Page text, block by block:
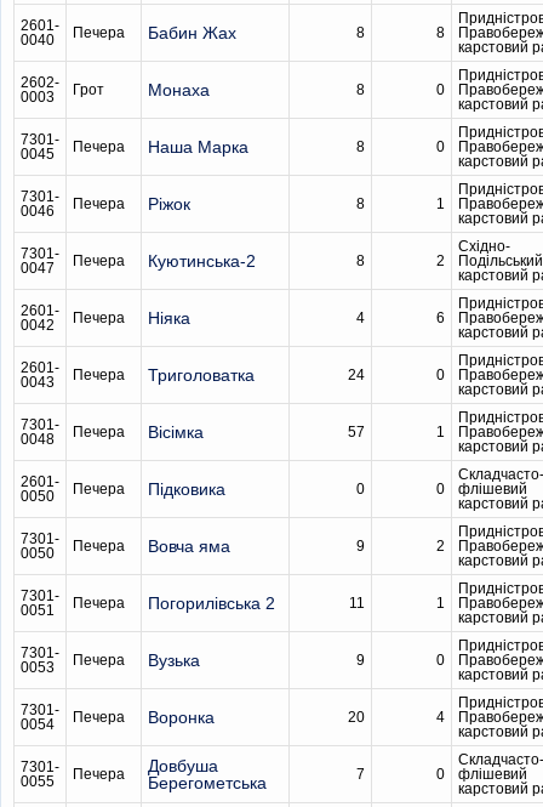
2601-
0040
Печера Бабин Жах 8 8
карстовий
2602-
0003
Грот Монаха 8 0
карстовий
7301-
0045
Печера Наша Марка 8 0
карстовий
7301-
0046
Печера Ріжок 8 1
карстовий
7301-
0047
Печера Куютинська-2 8 2
Східно-
Подільський
карстовий
2601-
0042
Печера Ніяка 4 6
карстовий
2601-
0043
Печера Триголоватка 24 0
карстовий
7301-
0048
Печера Вісімка 57 1
карстовий
2601-
0050
Печера Підковика 0 0
Складчасто-
флішевий
карстовий
7301-
0050
Печера Вовча яма 9 2
карстовий
7301-
0051
Печера Погорилівська 2 11 1
карстовий
7301-
0053
Печера Вузька 9 0
карстовий
7301-
0054
Печера Воронка 20 4
карстовий
7301-
0055
Печера
Довбуша
Берегометська
7 0
Складчасто-
флішевий
карстовий